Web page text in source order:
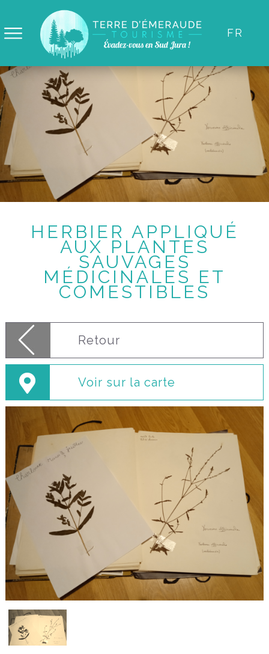
FR
HERBIER APPLIQUÉ
AUX PLANTES
SAUVAGES
MÉDICINALES ET
COMESTIBLES
Retour
Voir sur la carte
Panneau de gestion des cookies